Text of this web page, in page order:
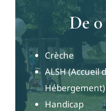
De 0
Crèche
ALSH (Accueil
Hébergement)
Handicap